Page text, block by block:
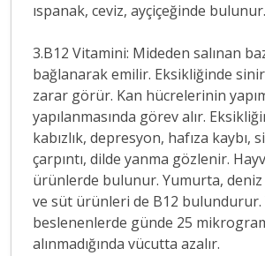
ıspanak, ceviz, ayçiçeğinde bulunur.
3.B12 Vitamini: Mideden salınan
bağlanarak emilir. Eksikliğinde
zarar görür. Kan hücrelerinin
yapılanmasında görev alır.
kabızlık, depresyon, hafıza kaybı,
çarpıntı, dilde yanma gözlenir.
ürünlerde bulunur. Yumurta,
ve süt ürünleri de B12 bulundurur.
beslenenlerde günde 25
alınmadığında vücutta azalır.